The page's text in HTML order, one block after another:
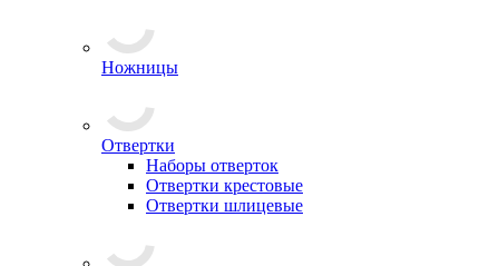
Ножницы
Отвертки
Наборы отверток
Отвертки крестовые
Отвертки шлицевые